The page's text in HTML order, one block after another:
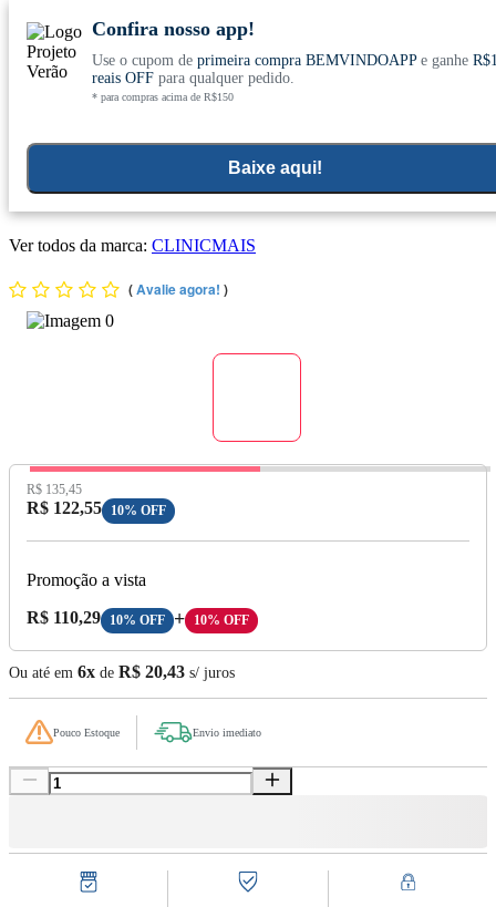
Conheça nosso site novo! E comemore com 0
Confira nosso app!
Use o cupom de primeira compra BEMVINDOAPPe ganhe
reais OFFpara qualquer pedido.
* para compras acima de R$150
Baixe aqui!
Kit 3x Treonat Mais - Magnésio Treonato (530mg) 60 Cápsulas
Ver todos da marca: CLINICMAIS
(Avalie agora! )
Preço Original:
R$ 135,45
Preço com Desconto:
R$ 122,55 10% OFF
Promoção a vista
Preço A Vista:
R$ 110,29 10% OFF + 10% OFF
Ou até em 6x de R$ 20,43 s/ juros
Pouco Estoque Envio imediato